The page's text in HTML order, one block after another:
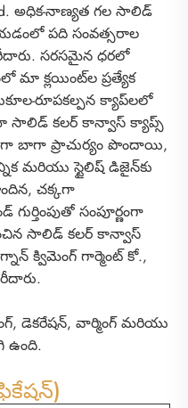
అధిక-నాణ్యత గల సాలిడ్
పది సంవత్సరాల
సరసమైన ధరలో
మా క్లయింట్‌ల ప్రత్యేక
రూపకల్పన క్యాప్‌లలో
సాలిడ్ కలర్ కాన్వాస్ క్యాప్స్
బాగా ప్రాచుర్యం పొందాయి,
మరియు స్టైలిష్ డిజైన్‌కు
చక్కగా
సంపూర్ణంగా
సాలిడ్ కలర్ కాన్వాస్
క్విమెంగ్ గార్మెంట్ కో.,
డెకరేషన్, వార్మింగ్ మరియు
ఉంది.